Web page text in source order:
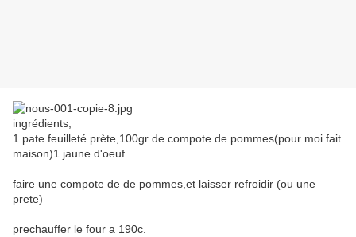
ingrédients;
1 pate feuilleté prète,100gr de compote de pommes(pour moi fait
maison)1 jaune d'oeuf.
faire une compote de de pommes,et laisser refroidir (ou une
prete)
prechauffer le four a 190c.